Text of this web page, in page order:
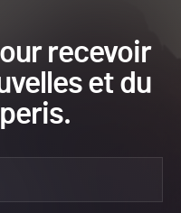
recevoir
et du